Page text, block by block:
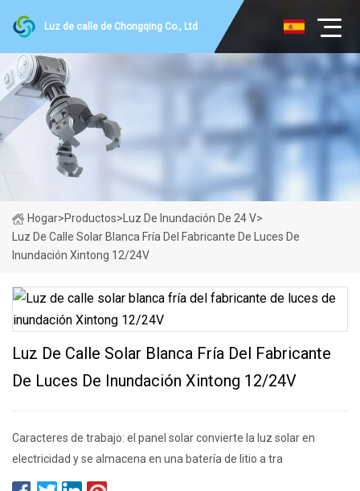
Luz de calle de Chongqing Co., Ltd
Hogar>Productos> Luz De Inundación De 24 V>
Luz De Calle Solar Blanca Fría Del Fabricante De Luces De
Inundación Xintong 12/24V
Luz De Calle Solar Blanca Fría Del Fabricante
De Luces De Inundación Xintong 12/24V
Caracteres de trabajo: el panel solar convierte la luz solar en
electricidad y se almacena en una batería de litio a tra